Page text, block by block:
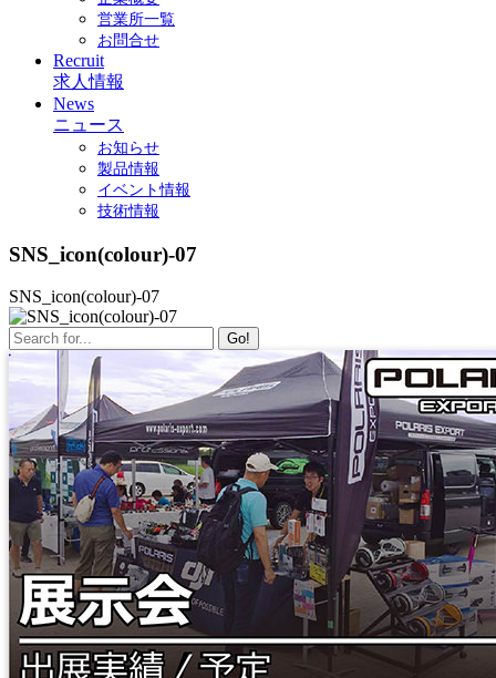
営業所一覧
お問合せ
Recruit
求人情報
News
ニュース
お知らせ
製品情報
イベント情報
技術情報
SNS_icon(colour)-07
SNS_icon(colour)-07
Go!